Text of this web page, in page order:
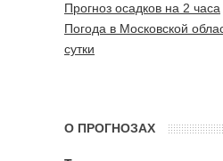
Прогноз осадков на 2 часа
Погода в Московской
сутки
О ПРОГНОЗАХ